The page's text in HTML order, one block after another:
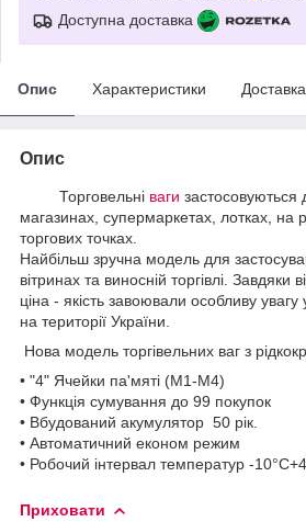
Доступна доставка
Опис Характеристики Доставка
Опис
Торговельні ваги застосовуються
магазинах, супермаркетах, лотках, на
торгових точках.
Найбільш зручна модель для
вітринах та виносній торгівлі.
ціна - якість завоювали особливу увагу
на території України.
Нова модель торгівельних ваг з
• "4" Ячейки па'мяті (М1-М4)
• Функція сумування до 99 покупок
• Вбудований акумулятор 50 рік.
• Автоматичний економ режим
• Робочий інтервал температур -
Приховати